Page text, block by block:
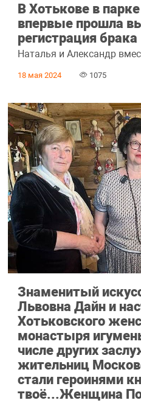
В Хотькове в
впервые прошла
регистрация брака
Наталья и Александр
18 мая 2024 1075
Знаменитый
Львовна Дайн и
Хотьковского
монастыря
числе других
жительниц
стали героинями
твоё...Женщина